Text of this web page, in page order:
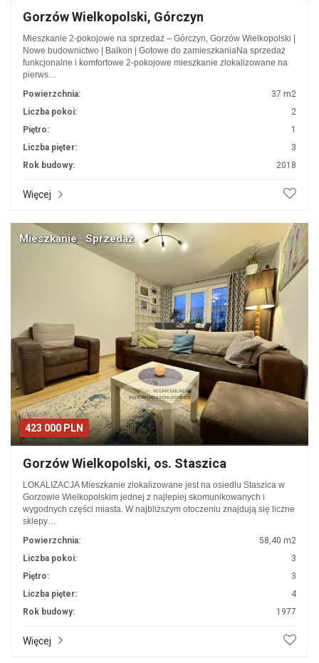
Gorzów Wielkopolski, Górczyn
Mieszkanie 2-pokojowe na sprzedaż – Górczyn, Gorzów Wielkopolski |
Nowe budownictwo | Balkon | Gotowe do zamieszkaniaNa sprzedaż
funkcjonalne i komfortowe 2-pokojowe mieszkanie zlokalizowane na
pierws…
Powierzchnia:
37 m2
Liczba pokoi:
2
Piętro:
1
Liczba pięter:
3
Rok budowy:
2018
Więcej
423 000 PLN
Mieszkanie · Sprzedaż
Gorzów Wielkopolski, os. Staszica
LOKALIZACJA Mieszkanie zlokalizowane jest na osiedlu Staszica w
Gorzowie Wielkopolskim jednej z najlepiej skomunikowanych i
wygodnych części miasta. W najbliższym otoczeniu znajdują się liczne
sklepy…
Powierzchnia:
58,40 m2
Liczba pokoi:
3
Piętro:
3
Liczba pięter:
4
Rok budowy:
1977
Więcej